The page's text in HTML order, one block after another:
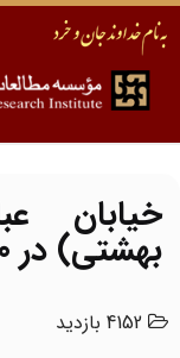
خیابان
بهشتی) در 1350
4152 بازدید